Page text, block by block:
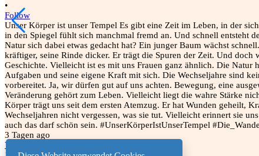
•
Follow
Unser Körper ist unser Tempel Es gibt eine Zeit im Leben, in der
in den Spiegel fühlt sich manchmal fremd an. Und schnell entsteht
Natur sich dabei etwas gedacht hat? Ein junger Baum wächst
kräftiger, seine Rinde dicker. Er trägt die Spuren der Zeit. Und doch
Geschichte. Vielleicht ist es mit uns Frauen ganz ähnlich. Die Natur
Aufgaben und seine eigene Kraft mit sich. Die Wechseljahre sind
vorbereitet. Ja, wir dürfen gut auf uns achten. Bewegung, eine
Veränderung gehört zum Leben. Vielleicht liegt die wahre Stärke
Körper trägt uns seit dem ersten Atemzug. Er hat Wunden geheilt,
Wechseljahren nicht vergessen, was sie tut. Vielleicht erinnert sie
auch das darf schön sein. #UnserKörperIstUnserTempel
3 Tagen ago
View on Instagram